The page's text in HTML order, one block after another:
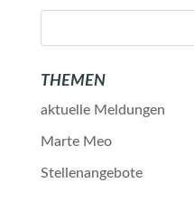
THEMEN
aktuelle Meldungen
Marte Meo
Stellenangebote